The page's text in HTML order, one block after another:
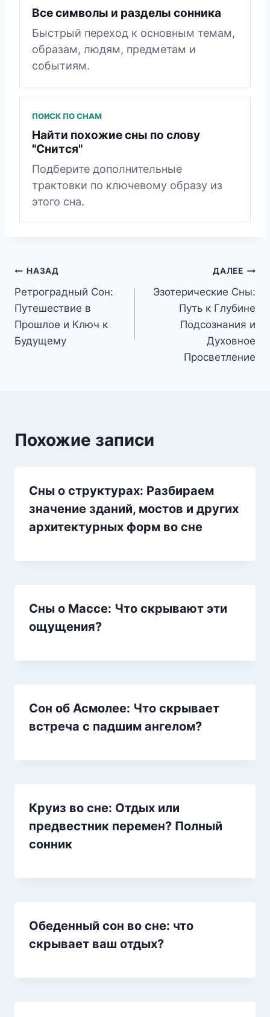
Все символы и разделы сонника
Быстрый переход к основным темам,
образам, людям, предметам и
событиям.
ПОИСК ПО СНАМ
Найти похожие сны по слову
"Снится"
Подберите дополнительные
трактовки по ключевому образу из
этого сна.
Навигация
по
записям
НАЗАД
Ретроградный Сон:
Путешествие в
Прошлое и Ключ к
Будущему
ДАЛЕЕ
Эзотерические Сны:
Путь к Глубине
Подсознания и
Духовное
Просветление
Похожие записи
Сны о структурах: Разбираем
значение зданий, мостов и других
архитектурных форм во сне
Сны о Массе: Что скрывают эти
ощущения?
Сон об Асмолее: Что скрывает
встреча с падшим ангелом?
Круиз во сне: Отдых или
предвестник перемен? Полный
сонник
Обеденный сон во сне: что
скрывает ваш отдых?